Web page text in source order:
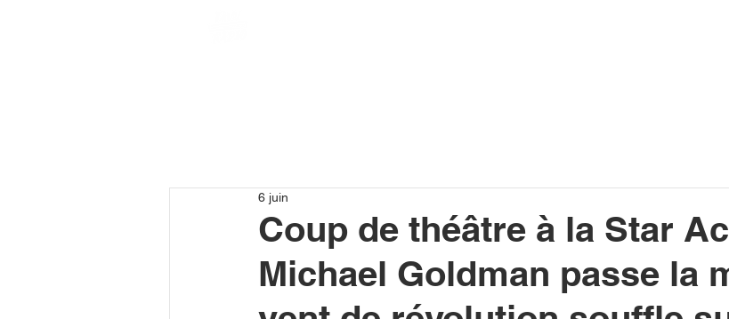
Coup de théâtre à la Star
Michael Goldman passe la
6 juin